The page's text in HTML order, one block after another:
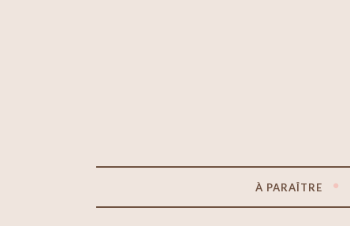
À PARAÎTRE